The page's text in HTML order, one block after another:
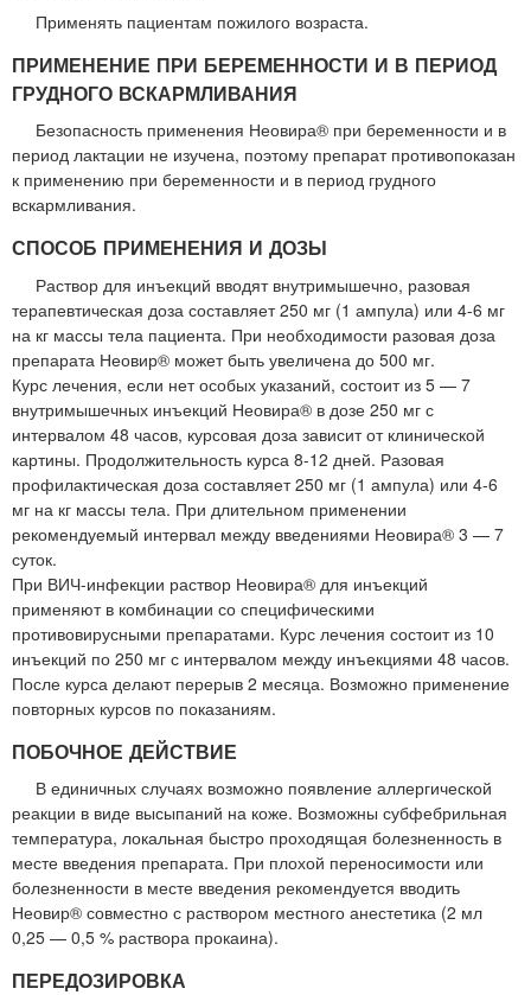
Применять пациентам пожилого возраста.
ПРИМЕНЕНИЕ ПРИ БЕРЕМЕННОСТИ И В ПЕРИОД
ГРУДНОГО ВСКАРМЛИВАНИЯ
Безопасность применения Неовира® при беременности и в
период лактации не изучена, поэтому препарат противопоказан
к применению при беременности и в период грудного
вскармливания.
СПОСОБ ПРИМЕНЕНИЯ И ДОЗЫ
Раствор для инъекций вводят внутримышечно, разовая
терапевтическая доза составляет 250 мг (1 ампула) или 4-6 мг
на кг массы тела пациента. При необходимости разовая доза
препарата Неовир® может быть увеличена до 500 мг.
Курс лечения, если нет особых указаний, состоит из 5 — 7
внутримышечных инъекций Неовира® в дозе 250 мг с
интервалом 48 часов, курсовая доза зависит от клинической
картины. Продолжительность курса 8-12 дней. Разовая
профилактическая доза составляет 250 мг (1 ампула) или 4-6
мг на кг массы тела. При длительном применении
рекомендуемый интервал между введениями Неовира® 3 — 7
суток.
При ВИЧ-инфекции раствор Неовира® для инъекций
применяют в комбинации со специфическими
противовирусными препаратами. Курс лечения состоит из 10
инъекций по 250 мг с интервалом между инъекциями 48 часов.
После курса делают перерыв 2 месяца. Возможно применение
повторных курсов по показаниям.
ПОБОЧНОЕ ДЕЙСТВИЕ
В единичных случаях возможно появление аллергической
реакции в виде высыпаний на коже. Возможны субфебрильная
температура, локальная быстро проходящая болезненность в
месте введения препарата. При плохой переносимости или
болезненности в месте введения рекомендуется вводить
Неовир® совместно с раствором местного анестетика (2 мл
0,25 — 0,5 % раствора прокаина).
ПЕРЕДОЗИРОВКА